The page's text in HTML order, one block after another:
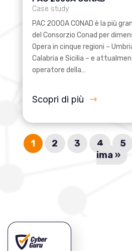
Case study
PAC 2000A CONAD è la più
del Consorzio Conad per
Opera in cinque regioni –
Calabria e Sicilia – e
operatore della…
Scopri di più
1 2 3 4 5
ima »